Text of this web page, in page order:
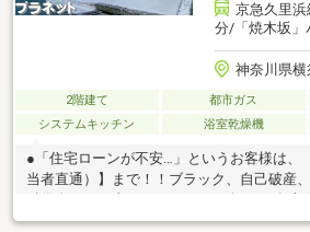
京急久里
分/「焼木坂」
神奈川県横
2階建て 都市ガス
システムキッチン
浴室乾燥機
●「住宅ローンが不安…」というお客様は、
当者直通）】まで！！ブラック、自己破産
母子家庭…他の不動産屋さんでダメだった